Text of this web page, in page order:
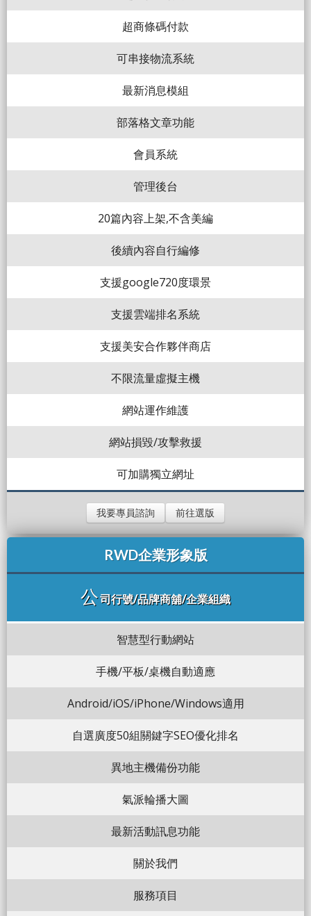
超商條碼付款
可串接物流系統
最新消息模組
部落格文章功能
會員系統
管理後台
20篇內容上架,不含美編
後續內容自行編修
支援google720度環景
支援雲端排名系統
支援美安合作夥伴商店
不限流量虛擬主機
網站運作維護
網站損毀/攻擊救援
可加購獨立網址
我要專員諮詢 前往選版
RWD企業形象版
公司行號/品牌商舖/企業組織
智慧型行動網站
手機/平板/桌機自動適應
Android/iOS/iPhone/Windows適用
自選廣度50組關鍵字SEO優化排名
異地主機備份功能
氣派輪播大圖
最新活動訊息功能
關於我們
服務項目